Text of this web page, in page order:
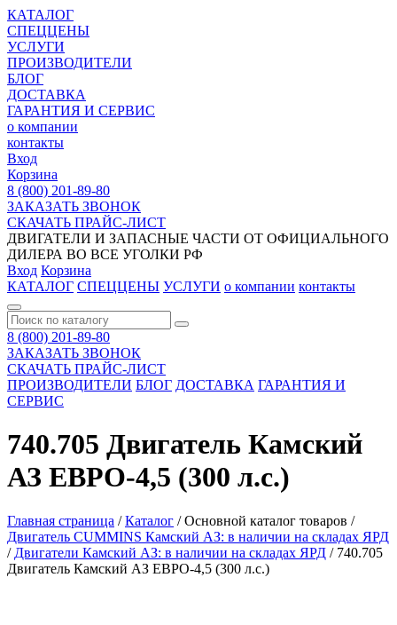
КАТАЛОГ
СПЕЦЦЕНЫ
УСЛУГИ
ПРОИЗВОДИТЕЛИ
БЛОГ
ДОСТАВКА
ГАРАНТИЯ И СЕРВИС
о компании
контакты
Вход
Корзина
8 (800) 201-89-80
ЗАКАЗАТЬ ЗВОНОК
СКАЧАТЬ ПРАЙС-ЛИСТ
ДВИГАТЕЛИ И ЗАПАСНЫЕ ЧАСТИ ОТ ОФИЦИАЛЬНОГО
ДИЛЕРА ВО ВСЕ УГОЛКИ РФ
Вход Корзина
КАТАЛОГ СПЕЦЦЕНЫ УСЛУГИ о компании контакты
8 (800) 201-89-80
ЗАКАЗАТЬ ЗВОНОК
СКАЧАТЬ ПРАЙС-ЛИСТ
ПРОИЗВОДИТЕЛИ БЛОГ ДОСТАВКА ГАРАНТИЯ И
СЕРВИС
740.705 Двигатель Камский
АЗ ЕВРО-4,5 (300 л.с.)
Главная страница /Каталог /Основной каталог товаров /
Двигатель CUMMINS Камский АЗ: в наличии на складах ЯРД
/ Двигатели Камский АЗ: в наличии на складах ЯРД / 740.705
Двигатель Камский АЗ ЕВРО-4,5 (300 л.с.)